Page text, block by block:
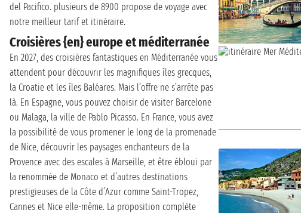
del Pacifico. plusieurs de 8900 propose de voyage avec
notre meilleur tarif et itinéraire.
Croisières {en} europe et méditerranée
En 2027, des croisières fantastiques en Méditerranée vous
attendent pour découvrir les magnifiques îles grecques,
la Croatie et les îles Baléares. Mais l’offre ne s’arrête pas
là. En Espagne, vous pouvez choisir de visiter Barcelone
ou Malaga, la ville de Pablo Picasso. En France, vous avez
la possibilité de vous promener le long de la promenade
de Nice, découvrir les paysages enchanteurs de la
Provence avec des escales à Marseille, et être ébloui par
la renommée de Monaco et d’autres destinations
prestigieuses de la Côte d’Azur comme Saint-Tropez,
Cannes et Nice elle-même. La proposition complète